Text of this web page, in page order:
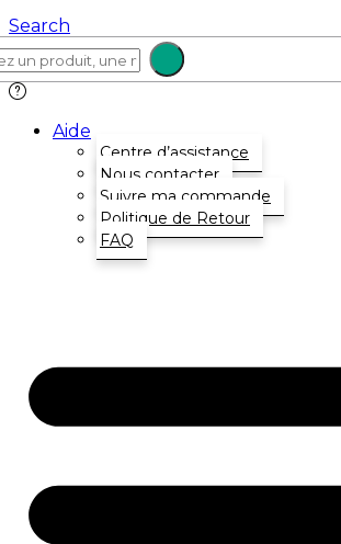
Search
Aide
Centre d’assistance
Nous contacter
Suivre ma commande
Politique de Retour
FAQ